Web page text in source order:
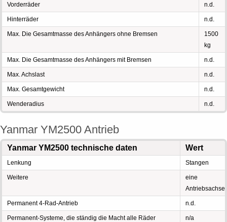
Vorderräder n.d.
Hinterräder n.d.
Max. Die Gesamtmasse des Anhängers ohne Bremsen
1500
kg
Max. Die Gesamtmasse des Anhängers mit Bremsen n.d.
Max. Achslast n.d.
Max. Gesamtgewicht n.d.
Wenderadius n.d.
Yanmar YM2500 Antrieb
Yanmar YM2500 technische daten Wert
Lenkung Stangen
Weitere
eine
Antriebsachse
Permanent 4-Rad-Antrieb n.d.
Permanent-Systeme, die ständig die Macht alle Räder n/a